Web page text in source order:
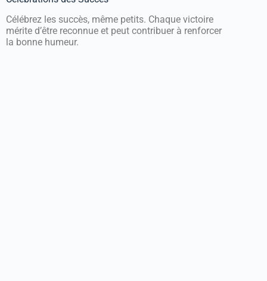
Célébrez les succès, même petits. Chaque victoire
mérite d’être reconnue et peut contribuer à renforcer
la bonne humeur.